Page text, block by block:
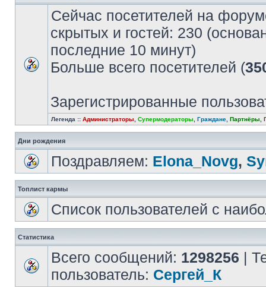
Сейчас посетителей на
скрытых и гостей: 230
последние 10 минут)
Больше всего посетителей (
Зарегистрированные
Легенда :: Администраторы Супермодераторы Граждане Партнёры
Дни рождения
Поздравляем: Elona_Novg,
Топлист кармы
Список пользователей с
Статистика
Всего сообщений: 1298256 |
пользователь: Сергей_К